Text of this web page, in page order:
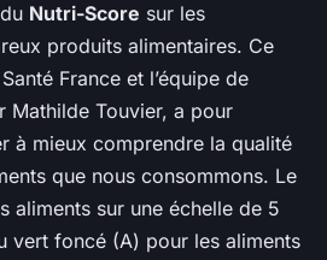
Nutri-Score sur les
produits alimentaires. Ce
France et l’équipe de
Mathilde Touvier, a pour
à mieux comprendre la qualité
que nous consommons. Le
aliments sur une échelle de 5
vert foncé (A) pour les aliments